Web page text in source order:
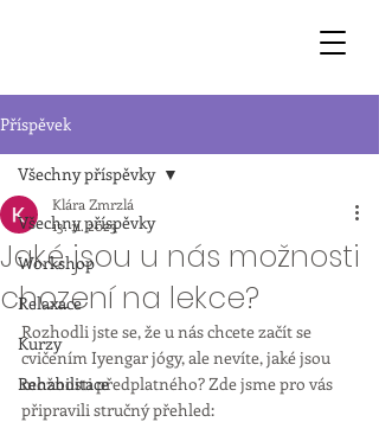
Příspěvek
Všechny příspěvky
Workshop
Relaxace
Kurzy
Rehabilitace
Všechny příspěvky
Jaké jsou u nás možnosti
chození na lekce?
Klára Zmrzlá
13. 11. 2023
Rozhodli jste se, že u nás chcete začít se
cvičením Iyengar jógy, ale nevíte, jaké jsou
možnosti předplatného? Zde jsme pro vás
připravili stručný přehled: